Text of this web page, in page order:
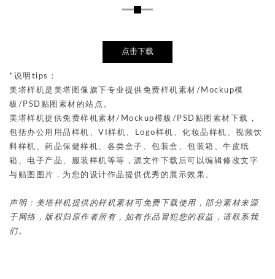
点击下载
*说明tips：
美塔样机是美塔图像旗下专业提供免费样机素材/Mockup模
板/PSD贴图素材的站点。
美塔样机提供免费样机素材/Mockup模板/PSD贴图素材下载，
包括办公用用品样机、VI样机、Logo样机、化妆品样机、视频饮
料样机、药品保健样机、各类盒子、包装盒、包装箱、牛皮纸
箱、电子产品、服装样机等等，源文件下载后可以编辑修改文字
与贴图图片，为您的设计作品提供优秀的展示效果。
声明：美塔样机提供的样机素材可免费下载使用，部分素材来源
于网络，版权归原作者所有，如有作品冒犯您的权益，请联系我
们。